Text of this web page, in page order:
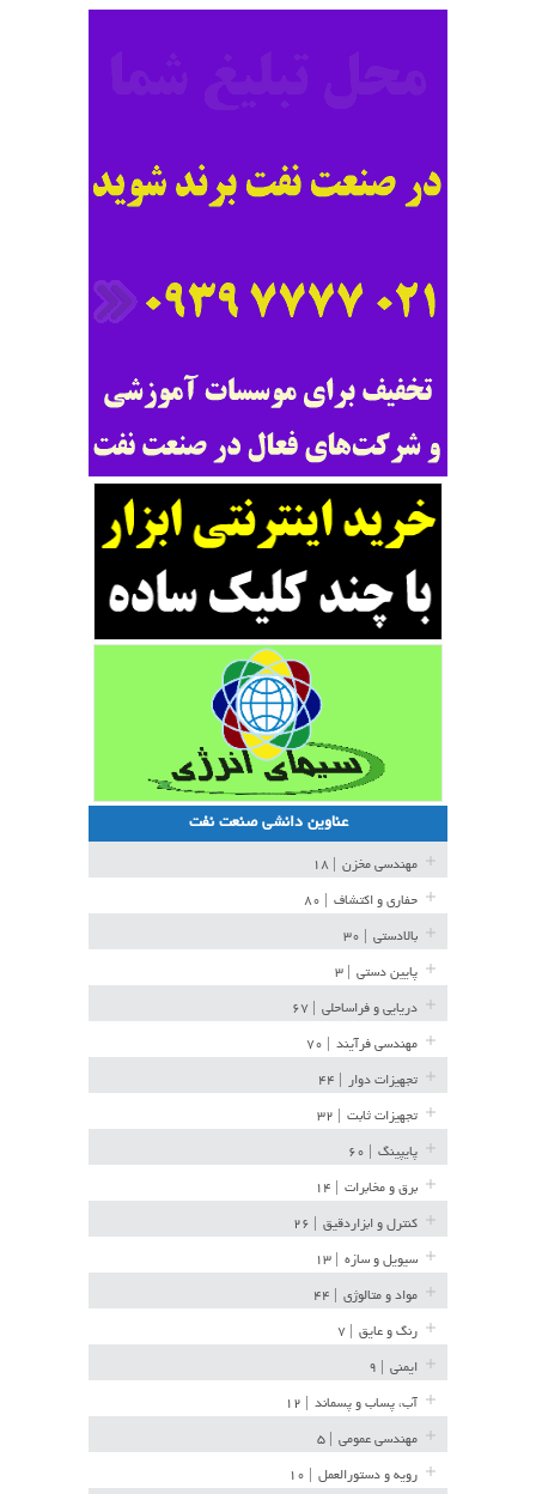
عناوین دانشی صنعت نفت
مهندسی مخزن
حفاری و اکتشاف
بالادستی
پایین دستی
دریایی و فراساحلی
مهندسی فرآیند
تجهیزات دوار
تجهیزات ثابت
پایپینگ
برق و مخابرات
کنترل و ابزاردقیق
سیویل و سازه
مواد و متالوژی
رنگ و عایق
ایمنی
آب، پساب و پسماند
مهندسی عمومی
رویه و دستورالعمل